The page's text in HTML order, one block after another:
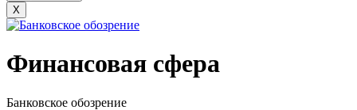
X
Финансовая сфера
Банковское обозрение